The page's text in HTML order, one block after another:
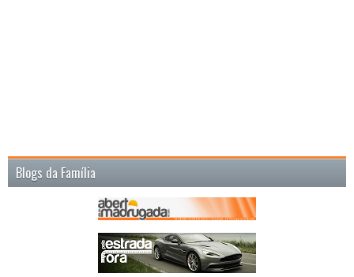
Blogs da Família